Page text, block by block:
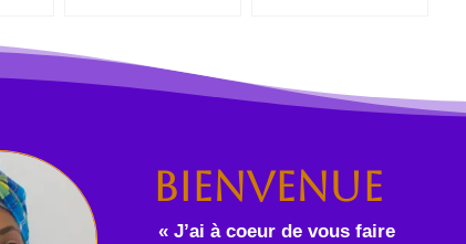
Bienvenue
« J’ai à coeur de vous faire